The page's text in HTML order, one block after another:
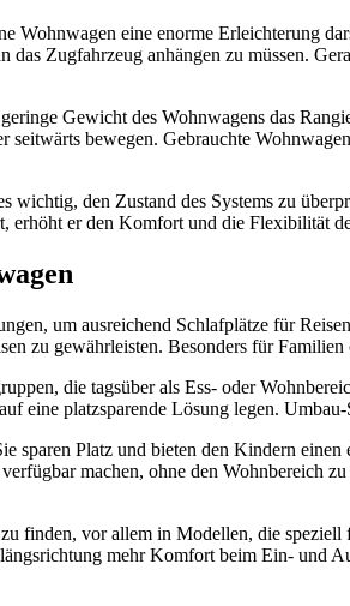
Wohnwagen eine enorme Erleichterung
Zugfahrzeug anhängen zu müssen.
Gewicht des Wohnwagens das
bewegen. Gebrauchte
den Zustand des Systems zu
er den Komfort und die Flexibilität
um ausreichend Schlafplätze für
zu gewährleisten. Besonders für
die tagsüber als Ess- oder
eine platzsparende Lösung legen.
sparen Platz und bieten den Kindern
machen, ohne den Wohnbereich
finden, vor allem in Modellen, die
mehr Komfort beim Ein- und